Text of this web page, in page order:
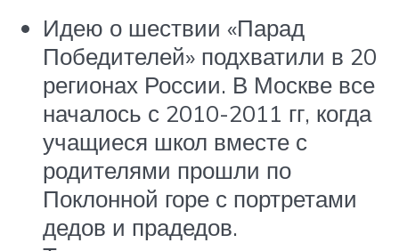
Идею о шествии «Парад
Победителей» подхватили в 20
регионах России. В Москве все
началось с 2010-2011 гг, когда
учащиеся школ вместе с
родителями прошли по
Поклонной горе с портретами
дедов и прадедов.